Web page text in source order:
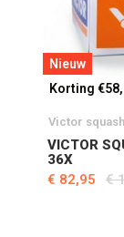
Nieuw
Korting
Victor
VICTOR
36X
€ 82,95
€